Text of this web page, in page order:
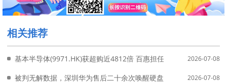
相关推荐
基本半导体(9971.HK)获超购近4812倍 百惠担任联席账簿管理人、
2026-07-08
被判无解数据，深圳华为售后二十余次唤醒硬盘全量恢复2026-07-08